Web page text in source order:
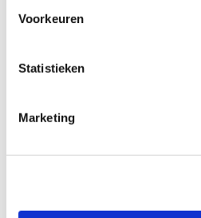
Voorkeuren
Statistieken
Marketing
mensen die vooropgaan in
projecten te financieren,
door organisaties samen te
Laat je inspireren